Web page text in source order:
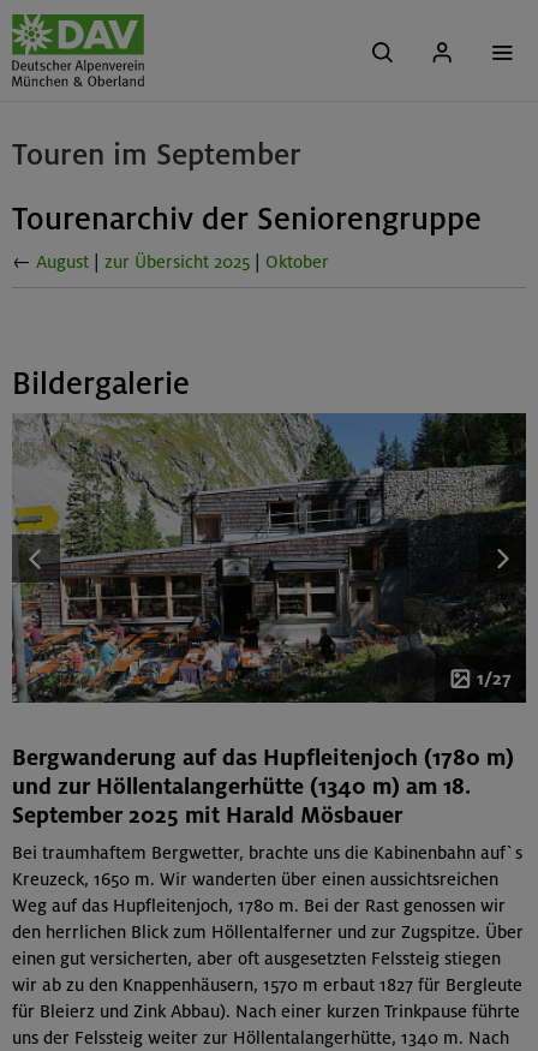
Touren im September
Tourenarchiv der Seniorengruppe
← August zur Übersicht 2025 Oktober
Bildergalerie
1/27
Bergwanderung auf das Hupfleitenjoch (1780 m)
und zur Höllentalangerhütte (1340 m) am 18.
September 2025 mit Harald Mösbauer
Bei traumhaftem Bergwetter, brachte uns die Kabinenbahn auf`s
Kreuzeck, 1650 m. Wir wanderten über einen aussichtsreichen
Weg auf das Hupfleitenjoch, 1780 m. Bei der Rast genossen wir
den herrlichen Blick zum Höllentalferner und zur Zugspitze. Über
einen gut versicherten, aber oft ausgesetzten Felssteig stiegen
wir ab zu den Knappenhäusern, 1570 m erbaut 1827 für Bergleute
für Bleierz und Zink Abbau). Nach einer kurzen Trinkpause führte
uns der Felssteig weiter zur Höllentalangerhütte, 1340 m. Nach